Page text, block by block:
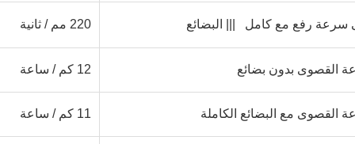
سرعة رفع مع كامل ||| البضائع 220 مم / ثانية
القصوى بدون بضائع 12 كم / ساعة
القصوى مع البضائع الكاملة 11 كم / ساعة